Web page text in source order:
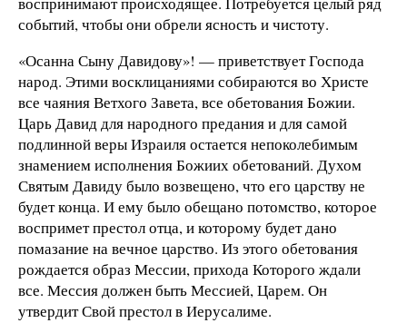
событий, чтобы они обрели ясность и чистоту.
«Осанна Сыну Давидову»! — приветствует Господа
народ. Этими восклицаниями собираются во Христе
все чаяния Ветхого Завета, все обетования Божии.
Царь Давид для народного предания и для самой
подлинной веры Израиля остается непоколебимым
знамением исполнения Божиих обетований. Духом
Святым Давиду было возвещено, что его царству не
будет конца. И ему было обещано потомство, которое
воспримет престол отца, и которому будет дано
помазание на вечное царство. Из этого обетования
рождается образ Мессии, прихода Которого ждали
все. Мессия должен быть Мессией, Царем. Он
утвердит Свой престол в Иерусалиме.